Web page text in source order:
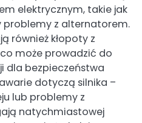
elektrycznym, takie jak
z alternatorem.
również kłopoty z
może prowadzić do
dla bezpieczeństwa
dotyczą silnika –
lub problemy z
natychmiastowej